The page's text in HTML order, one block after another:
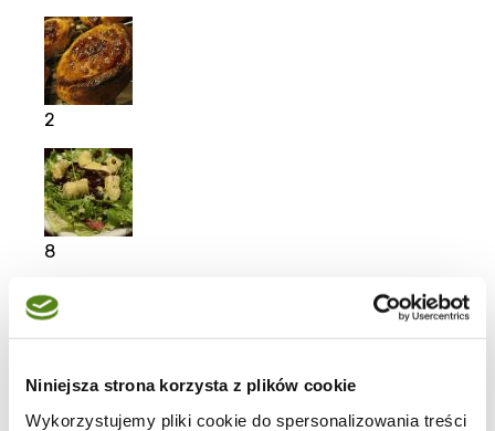
Niniejsza strona korzysta z plików cookie
Wykorzystujemy pliki cookie do spersonalizowania treści
2
8